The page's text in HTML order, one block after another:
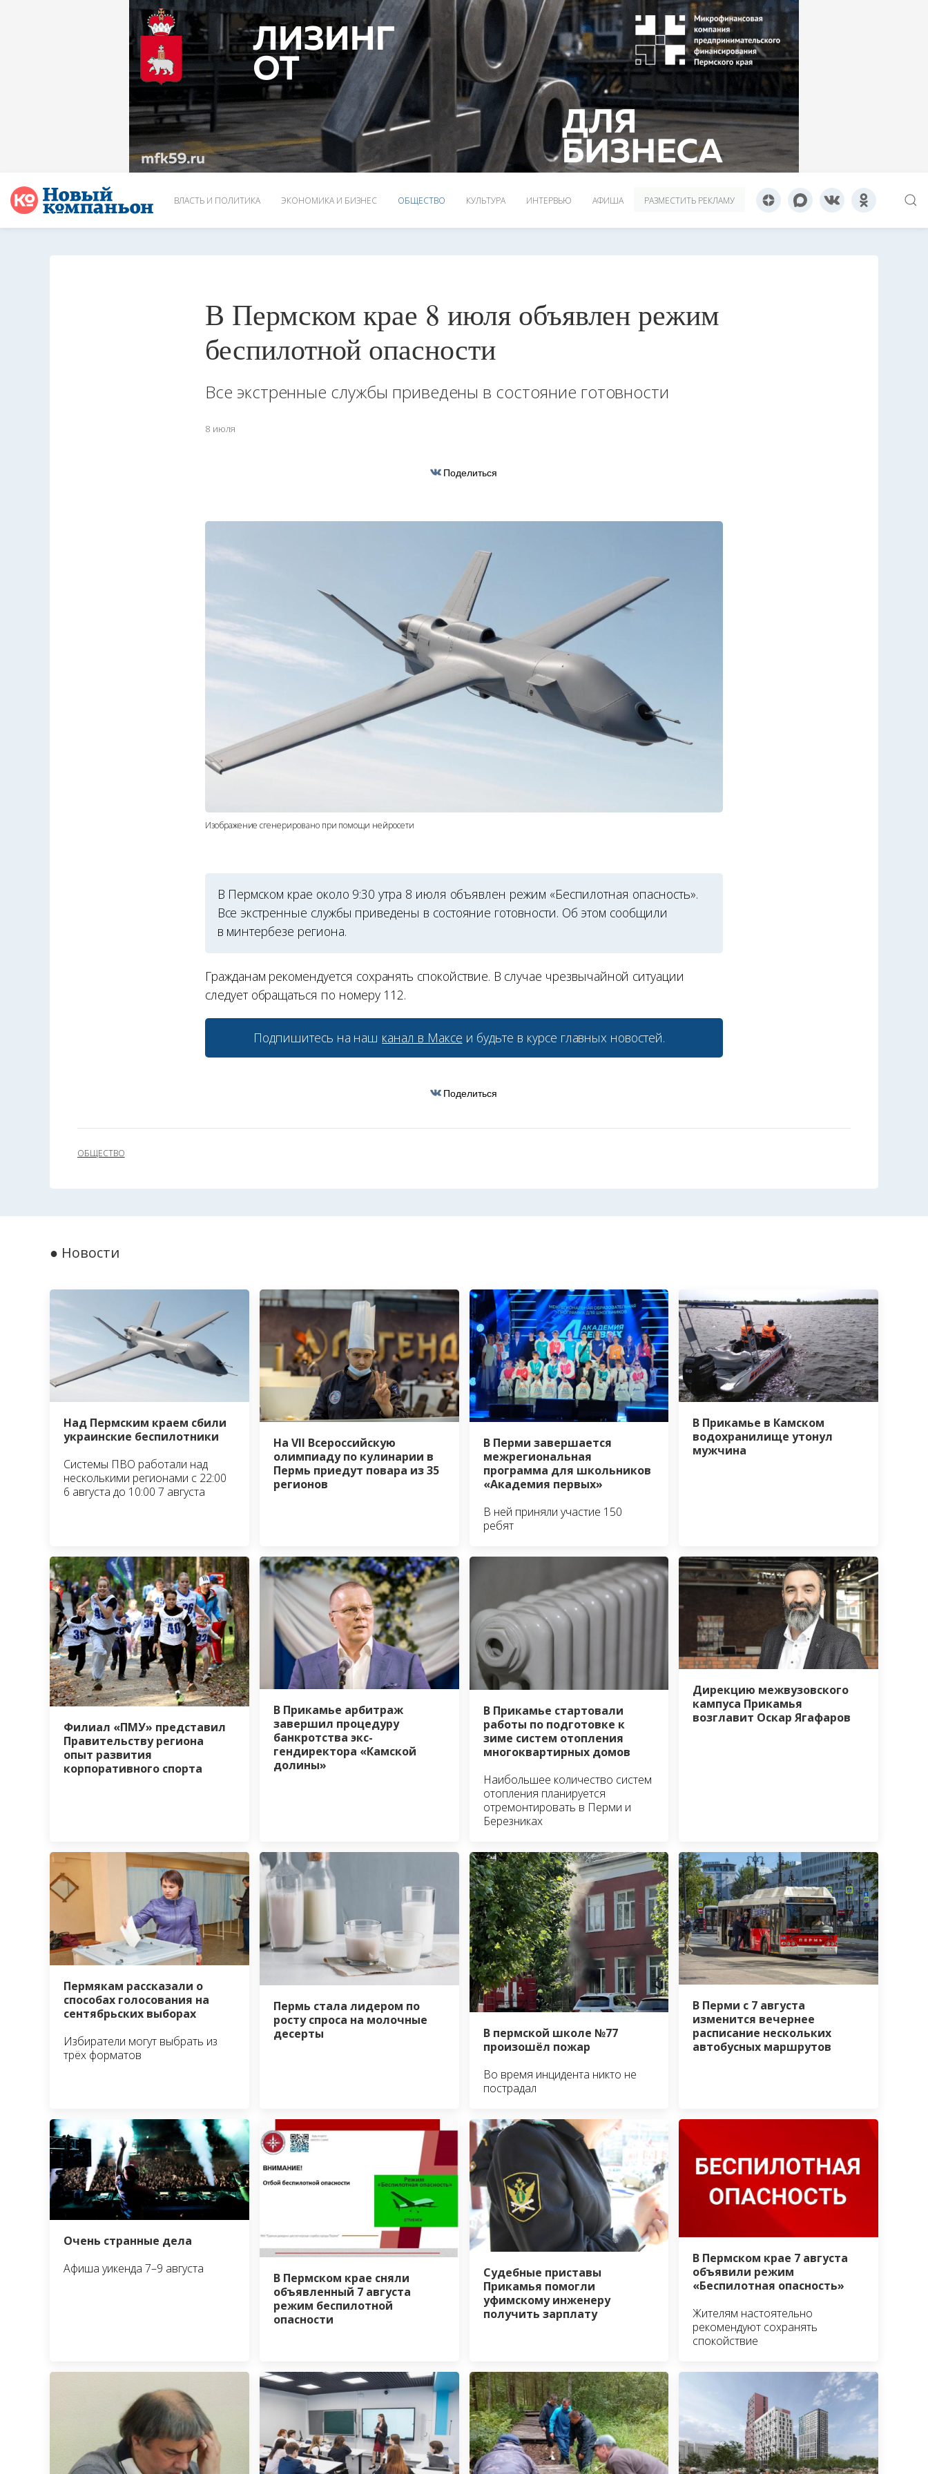
ВЛАСТЬ И ПОЛИТИКА ЭКОНОМИКА И БИЗНЕС ОБЩЕСТВО КУЛЬТУРА ИНТЕРВЬЮ АФИША РАЗМЕСТИТЬ РЕКЛАМУ
В Пермском крае 8 июля объявлен режим
беспилотной опасности
Все экстренные службы приведены в состояние готовности
8 июля
Поделиться
Изображение сгенерировано при помощи нейросети
В Пермском крае около 9:30 утра 8 июля объявлен режим «Беспилотная опасность».
Все экстренные службы приведены в состояние готовности. Об этом сообщили
в минтербезе региона.
Гражданам рекомендуется сохранять спокойствие. В случае чрезвычайной ситуации
следует обращаться по номеру 112.
Подпишитесь на наш канал в Максе и будьте в курсе главных новостей.
Поделиться
ОБЩЕСТВО
● Новости
Над Пермским краем сбили
украинские беспилотники
Системы ПВО работали над
несколькими регионами с 22:00
6 августа до 10:00 7 августа
На VII Всероссийскую
олимпиаду по кулинарии в
Пермь приедут повара из 35
регионов
В Перми завершается
межрегиональная
программа для школьников
«Академия первых»
В ней приняли участие 150
ребят
В Прикамье в Камском
водохранилище утонул
мужчина
Филиал «ПМУ» представил
Правительству региона
опыт развития
корпоративного спорта
В Прикамье арбитраж
завершил процедуру
банкротства экс-
гендиректора «Камской
долины»
В Прикамье стартовали
работы по подготовке к
зиме систем отопления
многоквартирных домов
Наибольшее количество систем
отопления планируется
отремонтировать в Перми и
Березниках
Дирекцию межвузовского
кампуса Прикамья
возглавит Оскар Ягафаров
Пермякам рассказали о
способах голосования на
сентябрьских выборах
Избиратели могут выбрать из
трёх форматов
Пермь стала лидером по
росту спроса на молочные
десерты
В пермской школе №77
произошёл пожар
Во время инцидента никто не
пострадал
В Перми с 7 августа
изменится вечернее
расписание нескольких
автобусных маршрутов
Очень странные дела
Афиша уикенда 7–9 августа
В Пермском крае сняли
объявленный 7 августа
режим беспилотной
опасности
Судебные приставы
Прикамья помогли
уфимскому инженеру
получить зарплату
В Пермском крае 7 августа
объявили режим
«Беспилотная опасность»
Жителям настоятельно
рекомендуют сохранять
спокойствие